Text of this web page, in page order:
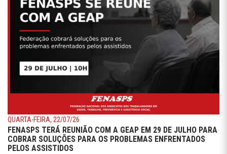
QUARTA-FEIRA, 22/07/26
FENASPS TERÁ REUNIÃO COM A GEAP EM 29 DE JULHO PARA
COBRAR SOLUÇÕES PARA OS PROBLEMAS ENFRENTADOS
PELOS ASSISTIDOS